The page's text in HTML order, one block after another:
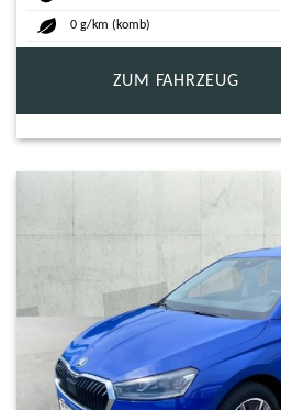
0 g/km (komb)
ZUM FAHRZEUG